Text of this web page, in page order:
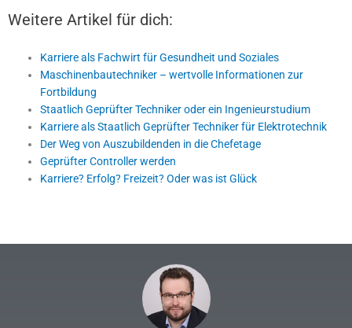
Weitere Artikel für dich:
Karriere als Fachwirt für Gesundheit und Soziales
Maschinenbautechniker – wertvolle Informationen zur
Fortbildung
Staatlich Geprüfter Techniker oder ein Ingenieurstudium
Karriere als Staatlich Geprüfter Techniker für Elektrotechnik
Der Weg von Auszubildenden in die Chefetage
Geprüfter Controller werden
Karriere? Erfolg? Freizeit? Oder was ist Glück